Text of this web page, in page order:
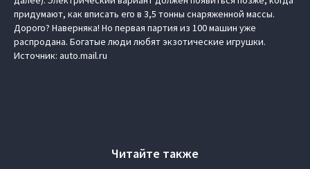
придумают, как вписать его в 3,5 тонны снаряженной массы.
Дорого? Наверняка! Но первая партия из 100 машин уже
распродана. Богатые люди любят экзотические игрушки.
Источник: auto.mail.ru
Читайте также